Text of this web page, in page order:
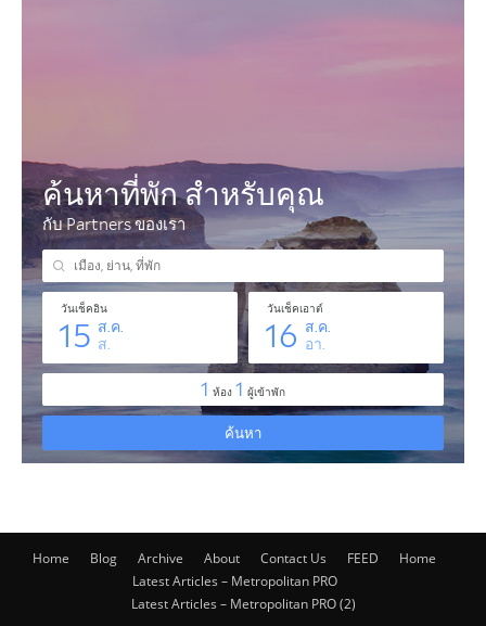
Home Blog Archive About Contact Us FEED
Home
Latest Articles – Metropolitan PRO
Latest Articles – Metropolitan PRO (2)